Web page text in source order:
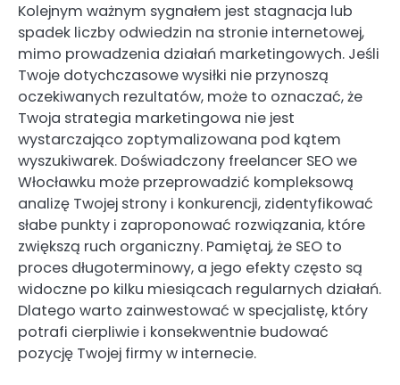
Kolejnym ważnym sygnałem jest stagnacja lub
spadek liczby odwiedzin na stronie internetowej,
mimo prowadzenia działań marketingowych. Jeśli
Twoje dotychczasowe wysiłki nie przynoszą
oczekiwanych rezultatów, może to oznaczać, że
Twoja strategia marketingowa nie jest
wystarczająco zoptymalizowana pod kątem
wyszukiwarek. Doświadczony freelancer SEO we
Włocławku może przeprowadzić kompleksową
analizę Twojej strony i konkurencji, zidentyfikować
słabe punkty i zaproponować rozwiązania, które
zwiększą ruch organiczny. Pamiętaj, że SEO to
proces długoterminowy, a jego efekty często są
widoczne po kilku miesiącach regularnych działań.
Dlatego warto zainwestować w specjalistę, który
potrafi cierpliwie i konsekwentnie budować
pozycję Twojej firmy w internecie.